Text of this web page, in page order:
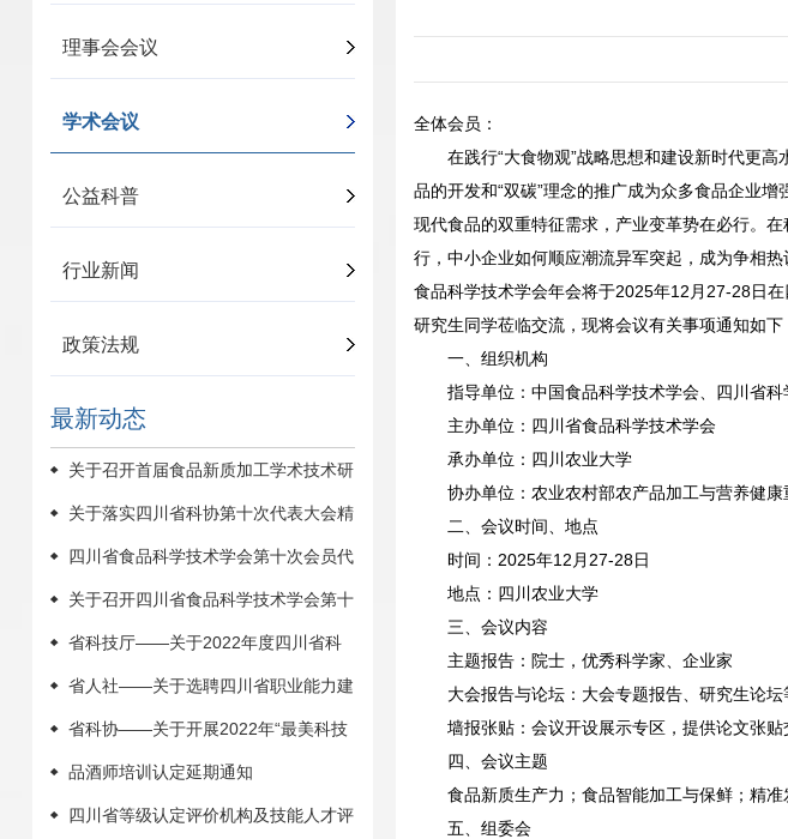
理事会会议
学术会议
公益科普
行业新闻
政策法规
最新动态
关于召开首届食品新质加工学术技术研
讨会暨四川省食品科学技术学会2025年
学术年会的通知（第一轮）
关于落实四川省科协第十次代表大会精
神的通知
四川省食品科学技术学会第十次会员代
表大会暨2022年学术年会在西华大学圆
满召开
关于召开四川省食品科学技术学会第十
次会员代表大会暨2022年学术年会的通
知
省科技厅——关于2022年度四川省科
学技术奖提名工作的通知
省人社——关于选聘四川省职业能力建
设专家库专家的公告
省科协——关于开展2022年“最美科技
工作者”学习宣传活动的通知
品酒师培训认定延期通知
四川省等级认定评价机构及技能人才评
全体会员：
在践行“大食物观”战略思想和建设新时代更
品的开发和“双碳”理念的推广成为众多食品企业
现代食品的双重特征需求，产业变革势在必行。
行，中小企业如何顺应潮流异军突起，成为争相
食品科学技术学会年会将于2025年12月27-28日
研究生同学莅临交流，现将会议有关事项通知如下
一、组织机构
指导单位：中国食品科学技术学会、 四川省
主办单位：四川省食品科学技术学会
承办单位：四川农业大学
协办单位：农业农村部农产品加工与营养健
二、会议时间、地点
时间：2025年12月27-28日
地点：四川农业大学
三、会议内容
主题报告：院士，优秀科学家、企业家
大会报告与论坛：大会专题报告、研究生论坛
墙报张贴：会议开设展示专区，提供论文张贴
四、会议主题
食品新质生产力；食品智能加工与保鲜；精
五、组委会